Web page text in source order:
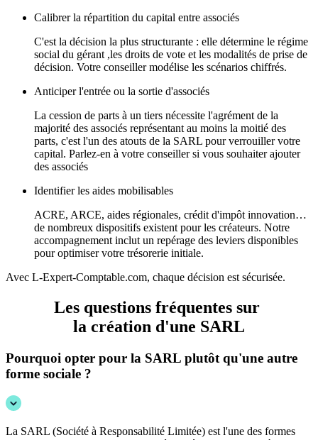
Calibrer la répartition du capital entre associés
C'est la décision la plus structurante : elle détermine le régime
social du gérant ,les droits de vote et les modalités de prise de
décision. Votre conseiller modélise les scénarios chiffrés.
Anticiper l'entrée ou la sortie d'associés
La cession de parts à un tiers nécessite l'agrément de la
majorité des associés représentant au moins la moitié des
parts, c'est l'un des atouts de la SARL pour verrouiller votre
capital. Parlez-en à votre conseillersi vous souhaiter ajouter
des associés
Identifier les aides mobilisables
ACRE, ARCE, aides régionales, crédit d'impôt innovation…
de nombreux dispositifs existent pour les créateurs. Notre
accompagnement inclut un repérage des leviers disponibles
pouroptimiser votre trésorerie initiale.
Avec L-Expert-Comptable.com, chaque décision est sécurisée.
Les questions fréquentes sur
la création d'une SARL
Pourquoi opter pour la SARL plutôt qu'une autre
forme sociale ?
La SARL (Société à Responsabilité Limitée) est l'une des formes